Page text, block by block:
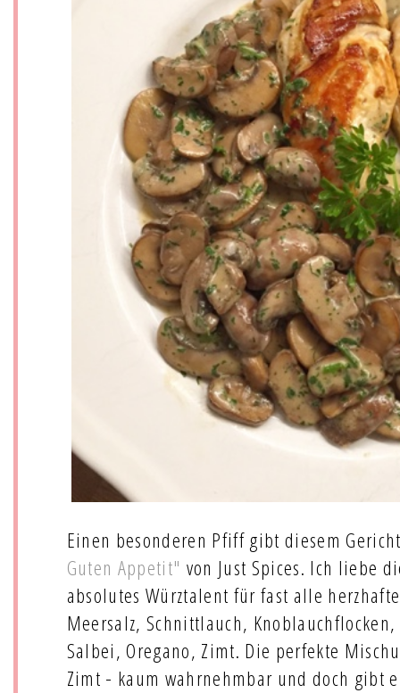
Einen besonderen Pfiff gibt diesem
Guten Appetit" von Just Spices. Ich liebe
absolutes Würztalent für fast alle
Meersalz, Schnittlauch,
Salbei, Oregano, Zimt. Die perfekte
Zimt - kaum wahrnehmbar und doch gibt